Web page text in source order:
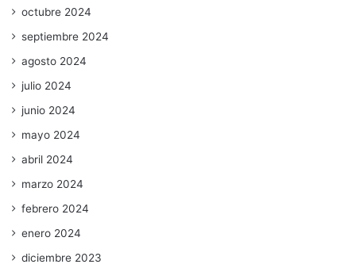
octubre 2024
septiembre 2024
agosto 2024
julio 2024
junio 2024
mayo 2024
abril 2024
marzo 2024
febrero 2024
enero 2024
diciembre 2023